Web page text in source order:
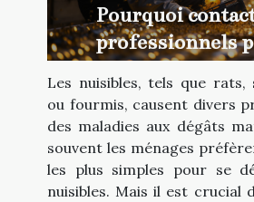
Pourquoi
professionnels
Les nuisibles, tels que rats,
ou fourmis, causent divers
des maladies aux dégâts
souvent les ménages
les plus simples pour se
nuisibles. Mais il est crucial